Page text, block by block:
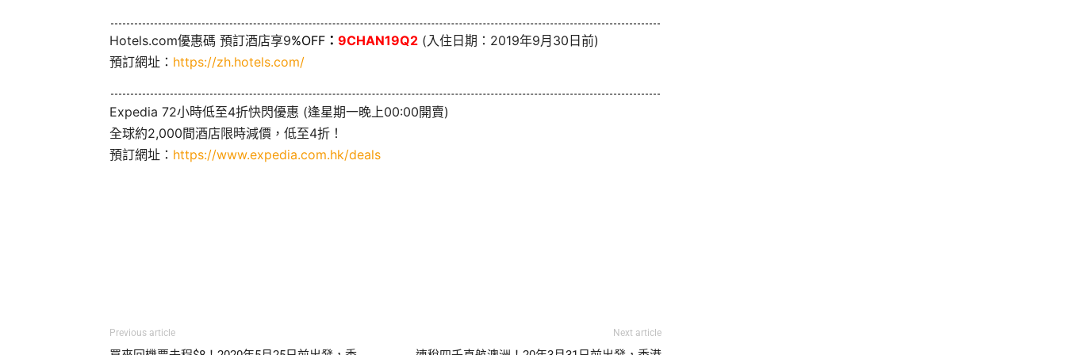
Hotels.com優惠碼 預訂酒店享9%OFF ： 9CHAN19Q2 (入住日期：2019年9月30日前)
預訂網址： https://zh.hotels.com/
Expedia 72小時低至4折快閃優惠 (逢星期一晚上00:00開賣)
全球約2,000間酒店限時減價，低至4折！
預訂網址： https://www.expedia.com.hk/deals
Previous article Next article